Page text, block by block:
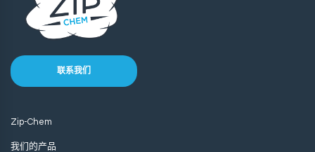
联系我们
Zip-Chem
我们的产品